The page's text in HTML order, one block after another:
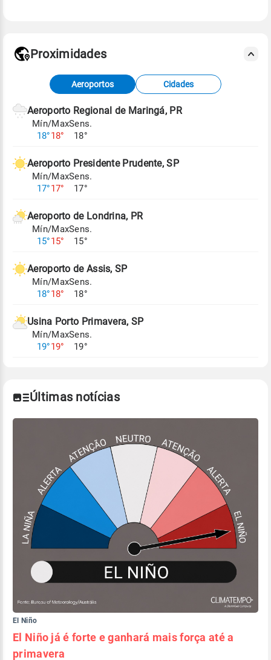
Fonte: dados combinados de estações
meteorológicas e satélite do Centro de Previsão
de Tempo e Estudos Climáticos (CPTEC).
Para obter mais informações sobre os dados
Proximidades
Aeroportos Cidades
Aeroporto Regional de Maringá, PR
Mín/Max
18°18°
Sens.
18°
Aeroporto Presidente Prudente, SP
Mín/Max
17°17°
Sens.
17°
Aeroporto de Londrina, PR
Mín/Max
15°15°
Sens.
15°
Aeroporto de Assis, SP
Mín/Max
18°18°
Sens.
18°
Usina Porto Primavera, SP
Mín/Max
19°19°
Sens.
19°
Últimas notícias
El Niño
El Niño já é forte e ganhará mais força até a
primavera